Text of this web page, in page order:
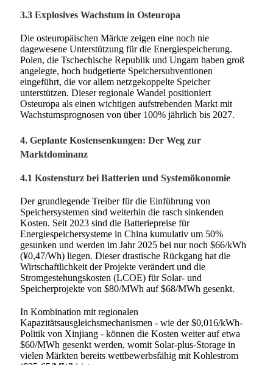
3.3 Explosives Wachstum in Osteuropa
Die osteuropäischen Märkte zeigen eine noch nie
dagewesene Unterstützung für die Energiespeicherung.
Polen, die Tschechische Republik und Ungarn haben groß
angelegte, hoch budgetierte Speichersubventionen
eingeführt, die vor allem netzgekoppelte Speicher
unterstützen. Dieser regionale Wandel positioniert
Osteuropa als einen wichtigen aufstrebenden Markt mit
Wachstumsprognosen von über 100% jährlich bis 2027.
4. Geplante Kostensenkungen: Der Weg zur
Marktdominanz
4.1 Kostensturz bei Batterien und Systemökonomie
Der grundlegende Treiber für die Einführung von
Speichersystemen sind weiterhin die rasch sinkenden
Kosten. Seit 2023 sind die Batteriepreise für
Energiespeichersysteme in China kumulativ um 50%
gesunken und werden im Jahr 2025 bei nur noch $66/kWh
(¥0,47/Wh) liegen. Dieser drastische Rückgang hat die
Wirtschaftlichkeit der Projekte verändert und die
Stromgestehungskosten (LCOE) für Solar- und
Speicherprojekte von $80/MWh auf $68/MWh gesenkt.
In Kombination mit regionalen
Kapazitätsausgleichsmechanismen - wie der $0,016/kWh-
Politik von Xinjiang - können die Kosten weiter auf etwa
$60/MWh gesenkt werden, womit Solar-plus-Storage in
vielen Märkten bereits wettbewerbsfähig mit Kohlestrom